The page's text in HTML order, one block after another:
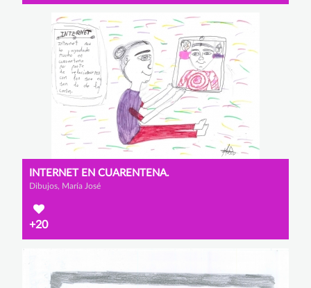
INTERNET EN CUARENTENA.
Dibujos, María José
+20